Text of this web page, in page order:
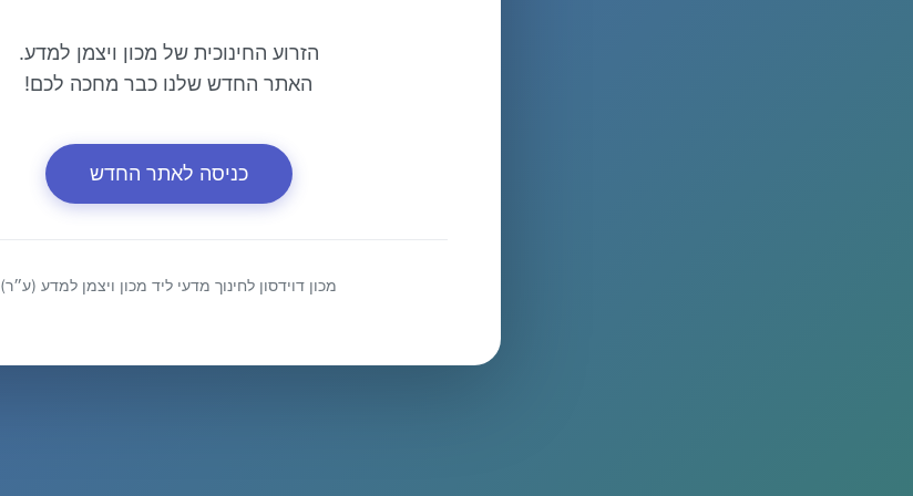
הזרוע החינוכית של מכון ויצמן למדע.
האתר החדש שלנו כבר מחכה לכם!
כניסה לאתר החדש
מכון דוידסון לחינוך מדעי ליד מכון ויצמן למדע (ע״ר)